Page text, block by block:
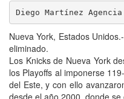
Diego Martínez Agencia
Nueva York, Estados
eliminado.
Los Knicks de Nueva York
los Playoffs al imponerse
del Este, y con ello
desde el año 2000, donde